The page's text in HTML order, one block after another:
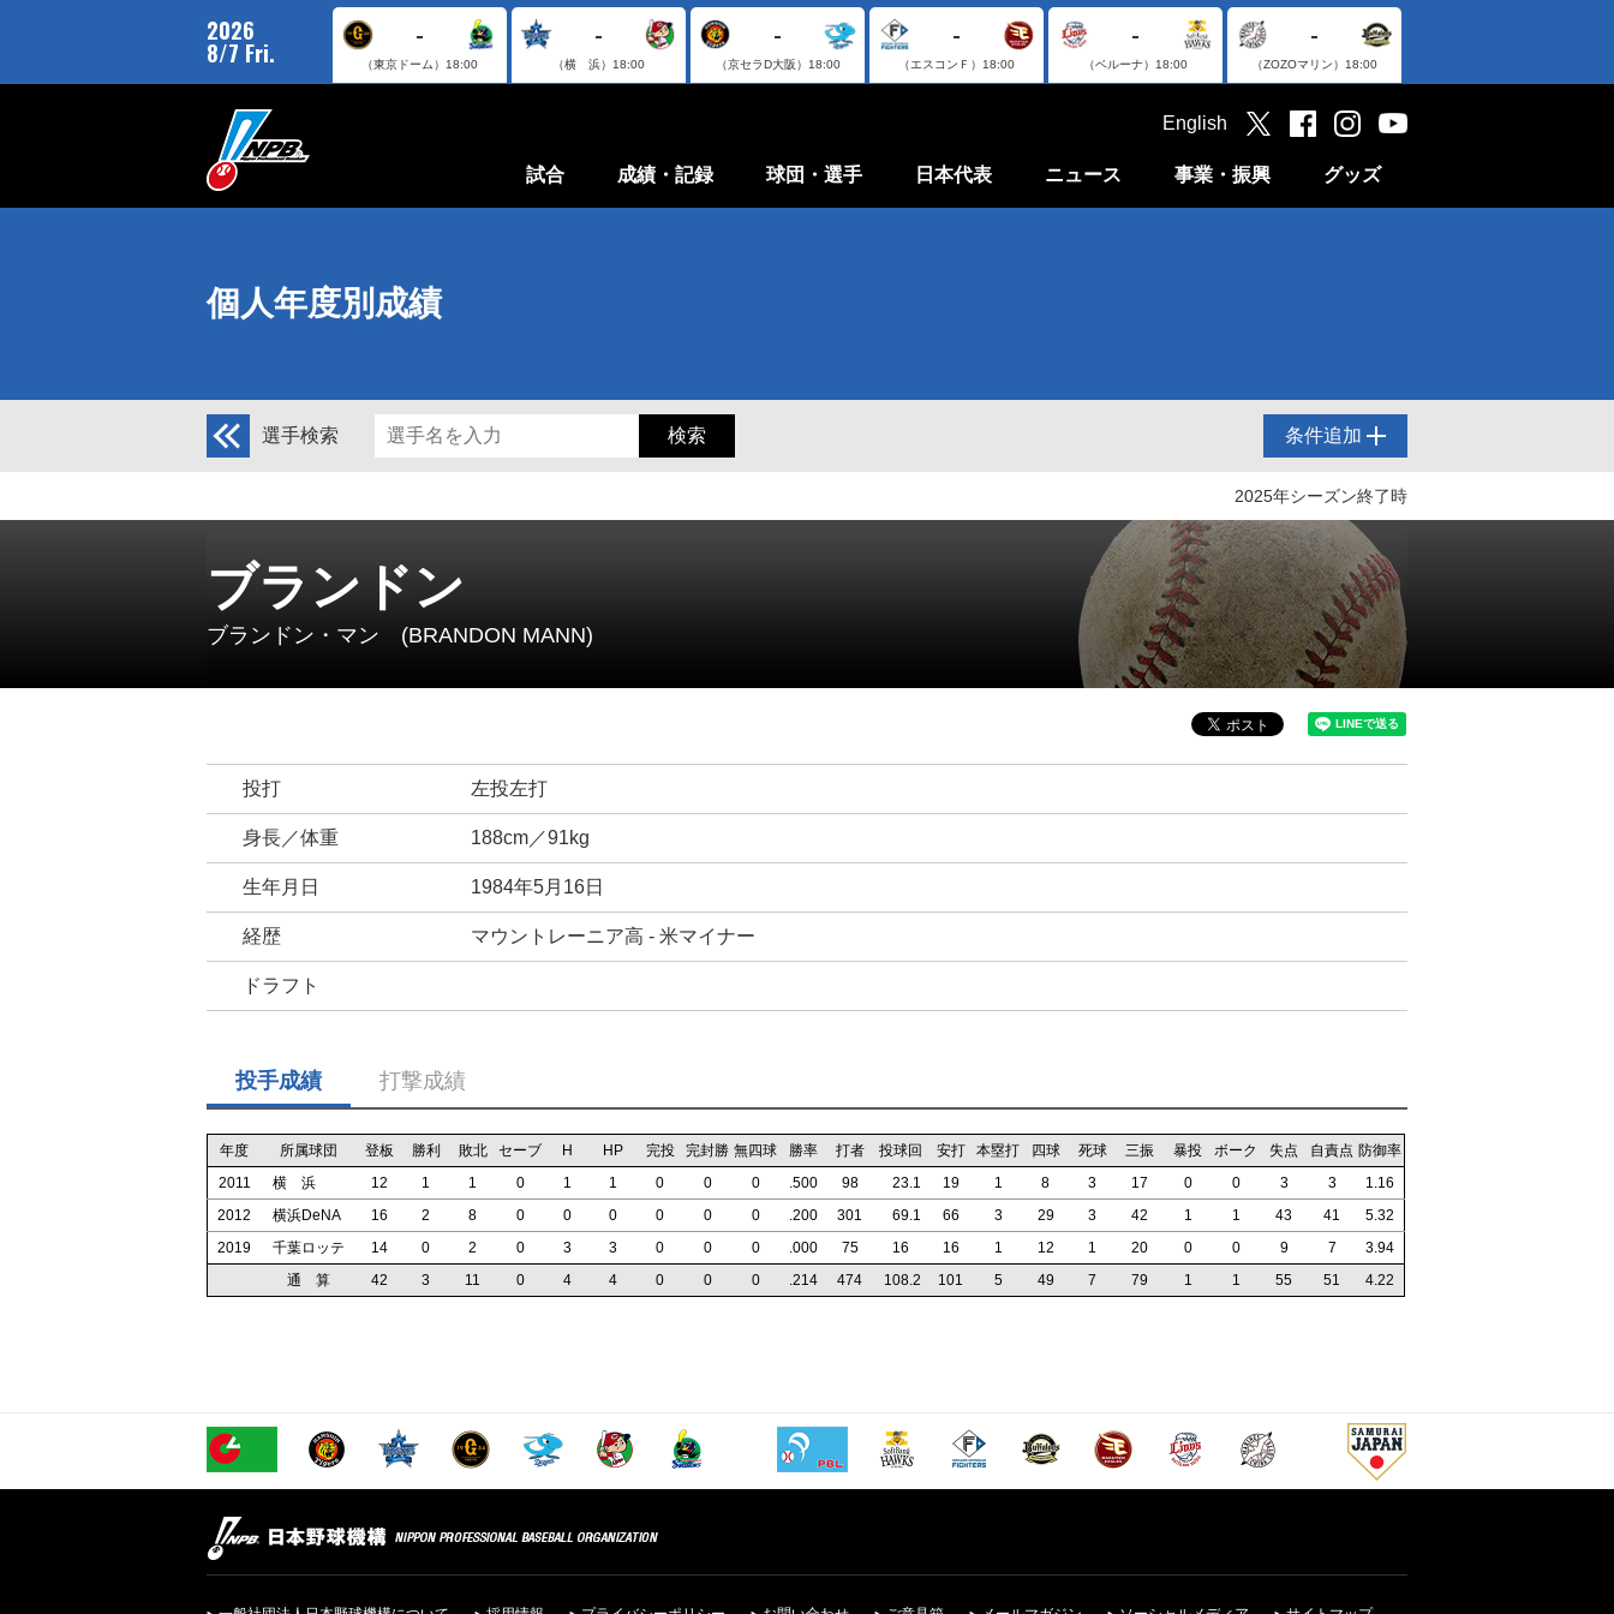
2026
8/7 Fri.
-
（東京ドーム） 18:00
-
（横 浜） 18:00
-
（京セラD大阪） 18:00
-
（エスコンＦ） 18:00
-
（ベルーナ） 18:00
-
（ZOZOマリン） 18:00
試合 成績・記録 球団・選手 日本代表 ニュース 事業・振興 グッズ
English
個人年度別成績
選手検索 条件追加
2025年シーズン終了時
ブランドン
ブランドン・マン (BRANDON MANN)
投打 左投左打
身長／体重 188cm／91kg
生年月日 1984年5月16日
経歴 マウントレーニア高 - 米マイナー
ドラフト
投手成績 打撃成績
年度 所属球団 登板 勝利 敗北 セーブ H HP 完投 完封勝 無四球 勝率 打者 投球回 安打 本塁打 四球 死球 三振 暴投 ボーク 失点 自責点 防御率
2011
横 浜 12 1 1 0 1 1 0 0 0 .500 98 23.1 19 1 8 3 17 0 0 3 3
1.16
2012
横浜DeNA 16 2 8 0 0 0 0 0 0 .200 301 69.1 66 3 29 3 42 1 1 43 41
5.32
2019
千葉ロッテ 14 0 2 0 3 3 0 0 0 .000 75 16 16 1 12 1 20 0 0 9 7
3.94
通 算
42 3 11 0 4 4 0 0 0 .214 474 108.2 101 5 49 7 79 1 1 55 51 4.22